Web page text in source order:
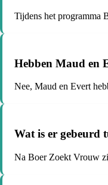
Tijdens het programma
Hebben Maud en
Nee, Maud en Evert
Wat is er gebeurd
Na Boer Zoekt Vrouw